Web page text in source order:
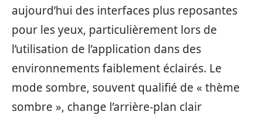
aujourd’hui des interfaces plus reposantes
pour les yeux, particulièrement lors de
l’utilisation de l’application dans des
environnements faiblement éclairés. Le
mode sombre, souvent qualifié de « thème
sombre », change l’arrière-plan clair